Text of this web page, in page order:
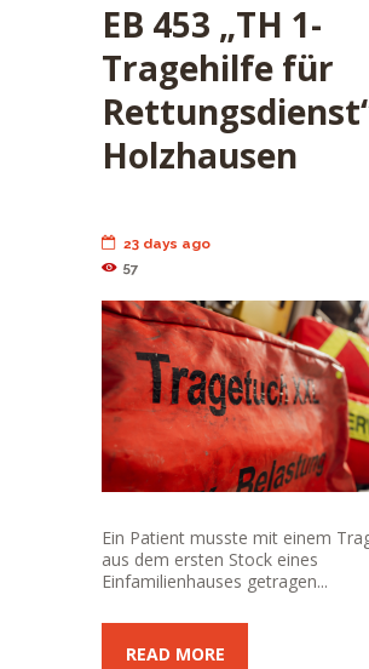
EB 453 „TH 1-
Tragehilfe für
Holzhausen
23 days ago
57
Ein Patient musste mit einem
aus dem ersten Stock eines
Einfamilienhauses getragen...
READ MORE